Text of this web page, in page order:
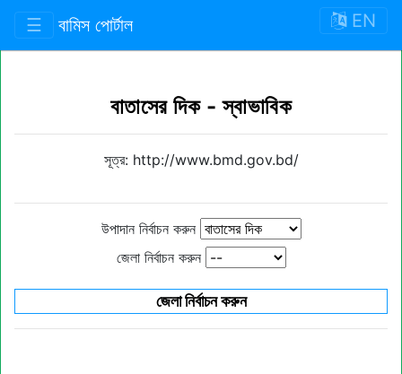
☰ বামিস পোর্টাল EN
বাতাসের দিক - স্বাভাবিক
সূত্র: http://www.bmd.gov.bd/
উপাদান নির্বাচন করুন
জেলা নির্বাচন করুন
জেলা নির্বাচন করুন